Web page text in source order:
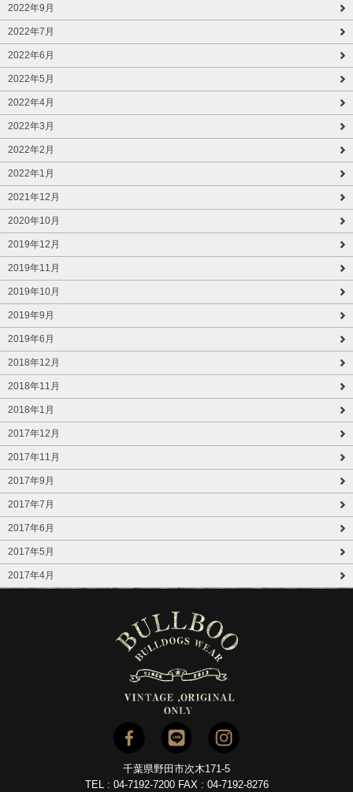
2022年9月
2022年7月
2022年6月
2022年5月
2022年4月
2022年3月
2022年2月
2022年1月
2021年12月
2020年10月
2019年12月
2019年11月
2019年10月
2019年9月
2019年6月
2018年12月
2018年11月
2018年1月
2017年12月
2017年11月
2017年9月
2017年7月
2017年6月
2017年5月
2017年4月
千葉県野田市次木171-5
TEL : 04-7192-7200 FAX : 04-7192-8276